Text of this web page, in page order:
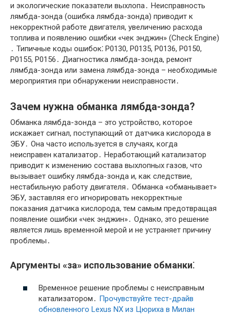
и экологические показатели выхлопа․ Неисправность
лямбда-зонда (ошибка лямбда-зонда) приводит к
некорректной работе двигателя, увеличению расхода
топлива и появлению ошибки «чек энджин» (Check Engine)
․ Типичные коды ошибок⁚ P0130, P0135, P0136, P0150,
P0155, P0156․ Диагностика лямбда-зонда, ремонт
лямбда-зонда или замена лямбда-зонда – необходимые
мероприятия при обнаружении неисправности․
Зачем нужна обманка лямбда-зонда?
Обманка лямбда-зонда – это устройство, которое
искажает сигнал, поступающий от датчика кислорода в
ЭБУ․ Она часто используется в случаях, когда
неисправен катализатор․ Неработающий катализатор
приводит к изменению состава выхлопных газов, что
вызывает ошибку лямбда-зонда и, как следствие,
нестабильную работу двигателя․ Обманка «обманывает»
ЭБУ, заставляя его игнорировать некорректные
показания датчика кислорода, тем самым предотвращая
появление ошибки «чек энджин»․ Однако, это решение
является лишь временной мерой и не устраняет причину
проблемы․
Аргументы «за» использование обманки⁚
Временное решение проблемы с неисправным
катализатором․ Прочувствуйте тест-драйв
обновленного Lexus NX из Цюриха в Милан